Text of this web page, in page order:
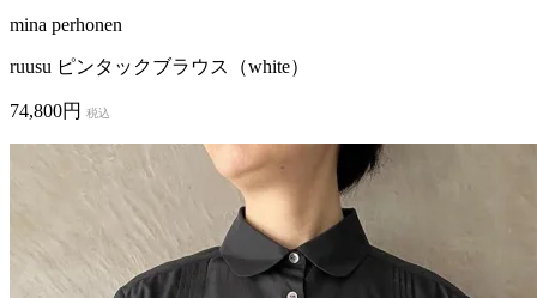
mina perhonen
ruusu ピンタックブラウス（white）
74,800円 税込